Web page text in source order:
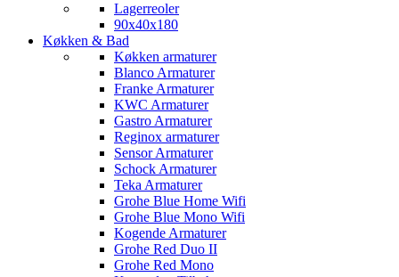
Lagerreoler
90x40x180
Køkken & Bad
Køkken armaturer
Blanco Armaturer
Franke Armaturer
KWC Armaturer
Gastro Armaturer
Reginox armaturer
Sensor Armaturer
Schock Armaturer
Teka Armaturer
Grohe Blue Home Wifi
Grohe Blue Mono Wifi
Kogende Armaturer
Grohe Red Duo II
Grohe Red Mono